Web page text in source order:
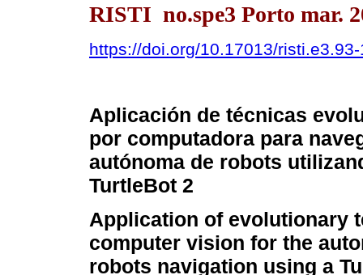
RISTI no.spe3 Porto mar.
https://doi.org/10.17013/
Aplicación de técnicas
por computadora para
autónoma de robots
TurtleBot 2
Application of evolutionary
computer vision for the
robots navigation using a